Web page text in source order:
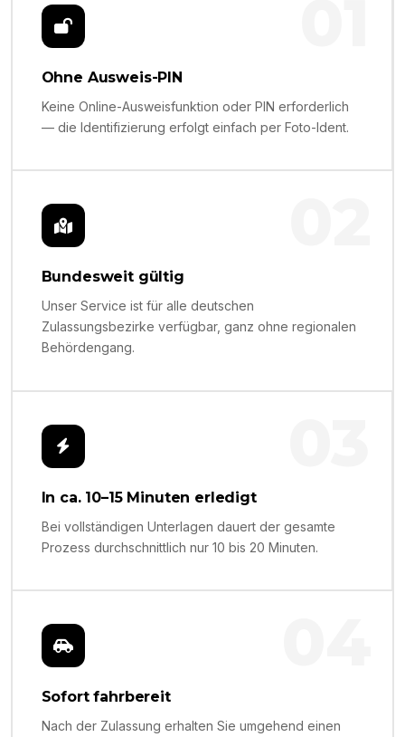
Ohne Ausweis-PIN
Keine Online-Ausweisfunktion oder PIN erforderlich
— die Identifizierung erfolgt einfach per Foto-Ident.
Bundesweit gültig
Unser Service ist für alle deutschen
Zulassungsbezirke verfügbar, ganz ohne regionalen
Behördengang.
In ca. 10–15 Minuten erledigt
Bei vollständigen Unterlagen dauert der gesamte
Prozess durchschnittlich nur 10 bis 20 Minuten.
Sofort fahrbereit
Nach der Zulassung erhalten Sie umgehend einen